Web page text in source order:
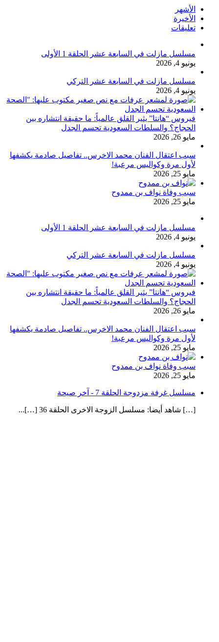
الأشهر
الأخيرة
تعليقات
مسلسل مازلت في السابعة عشر الحلقة 1 الأولى
يونيو 4, 2026
مسلسل مازلت في السابعة عشر التركي
يونيو 4, 2026
فيروس “هانتا” يثير القلق عالمياً: ما حقيقة انتشاره بين
الحجاج؟ والسلطات السعودية تحسم الجدل
مايو 26, 2026
سبب اعتقال الفنان محمد الاخرس.. تفاصيل صادمة يكشفها
لأول مرة وكواليس مرعبة!
مايو 25, 2026
سبب وفاة نواف بن ممدوح
مايو 25, 2026
مسلسل مازلت في السابعة عشر الحلقة 1 الأولى
يونيو 4, 2026
مسلسل مازلت في السابعة عشر التركي
يونيو 4, 2026
فيروس “هانتا” يثير القلق عالمياً: ما حقيقة انتشاره بين
الحجاج؟ والسلطات السعودية تحسم الجدل
مايو 26, 2026
سبب اعتقال الفنان محمد الاخرس.. تفاصيل صادمة يكشفها
لأول مرة وكواليس مرعبة!
مايو 25, 2026
سبب وفاة نواف بن ممدوح
مايو 25, 2026
مسلسل غرفة مزدوجة الحلقة 7 - آخر صيحة
[…] شاهد أيضا: مسلسل الزوجة الاخرى الحلقة 36 […]...